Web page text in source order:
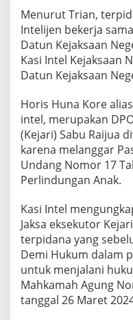
Menurut Trian,
Intelijen bekerja
Datun Kejaksaan
Kasi Intel Kejaksaan
Datun Kejaksaan
Horis Huna Kore
intel, merupakan
(Kejari) Sabu Raijua
karena melanggar
Undang Nomor 17
Perlindungan Anak.
Kasi Intel
Jaksa eksekutor
terpidana yang
Demi Hukum dalam
untuk menjalani
Mahkamah Agung
tanggal 26 Maret